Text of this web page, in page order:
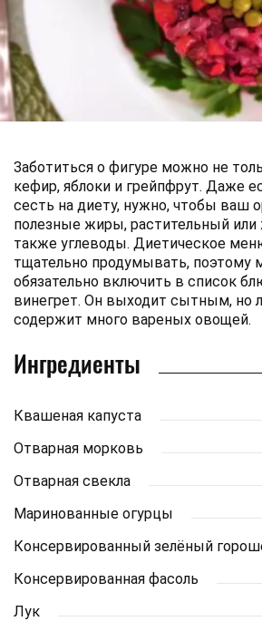
Заботиться о фигуре можно не
кефир, яблоки и грейпфрут. Даже
сесть на диету, нужно, чтобы ваш
полезные жиры, растительный
также углеводы. Диетическое
тщательно продумывать, поэтому
обязательно включить в список
винегрет. Он выходит сытным, но
содержит много вареных овощей.
Ингредиенты
Квашеная капуста
Отварная морковь
Отварная свекла
Маринованные огурцы
Консервированный зелёный
Консервированная фасоль
Лук